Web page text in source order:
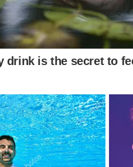
drink is the secret to